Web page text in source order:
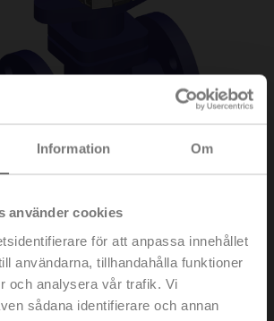
Information Om
använder cookies
för att anpassa innehållet
användarna, tillhandahålla funktioner
och analysera vår trafik. Vi
sådana identifierare och annan
SZ-TPC